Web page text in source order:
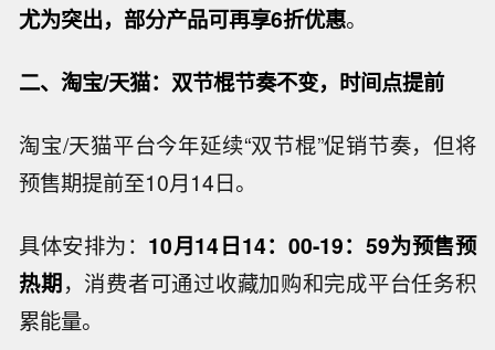
尤为突出，部分产品可再享6折优惠。
二、淘宝/天猫：双节棍节奏不变，时间点提前
淘宝/天猫平台今年延续“双节棍”促销节奏，但将
预售期提前至10月14日。
具体安排为： 10月14日14：00-19：59为预售预
热期，消费者可通过收藏加购和完成平台任务积
累能量。